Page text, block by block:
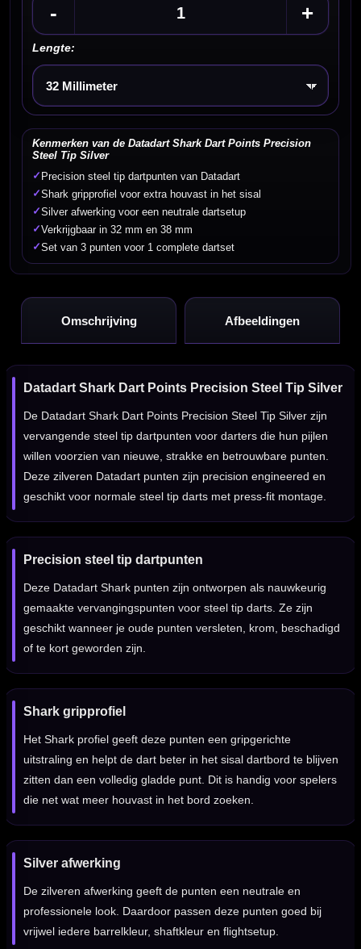
- +
Lengte:
Kies een optie
Kenmerken van de Datadart Shark Dart Points Precision
Steel Tip Silver
✓ Precision steel tip dartpunten van Datadart
✓Shark gripprofiel voor extra houvast in het sisal
✓Silver afwerking voor een neutrale dartsetup
✓Verkrijgbaar in 32 mm en 38 mm
✓Set van 3 punten voor 1 complete dartset
Omschrijving Afbeeldingen
Datadart Shark Dart Points Precision Steel Tip Silver
De Datadart Shark Dart Points Precision Steel Tip Silver zijn
vervangende steel tip dartpunten voor darters die hun pijlen
willen voorzien van nieuwe, strakke en betrouwbare punten.
Deze zilveren Datadart punten zijn precision engineered en
geschikt voor normale steel tip darts met press-fit montage.
Precision steel tip dartpunten
Deze Datadart Shark punten zijn ontworpen als nauwkeurig
gemaakte vervangingspunten voor steel tip darts. Ze zijn
geschikt wanneer je oude punten versleten, krom, beschadigd
of te kort geworden zijn.
Shark gripprofiel
Het Shark profiel geeft deze punten een gripgerichte
uitstraling en helpt de dart beter in het sisal dartbord te blijven
zitten dan een volledig gladde punt. Dit is handig voor spelers
die net wat meer houvast in het bord zoeken.
Silver afwerking
De zilveren afwerking geeft de punten een neutrale en
professionele look. Daardoor passen deze punten goed bij
vrijwel iedere barrelkleur, shaftkleur en flightsetup.